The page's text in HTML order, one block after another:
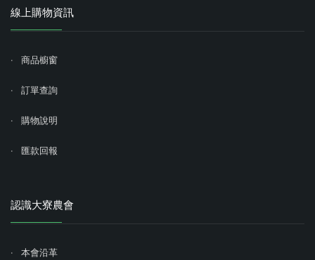
線上購物資訊
商品櫥窗
訂單查詢
購物說明
匯款回報
認識大寮農會
本會沿革